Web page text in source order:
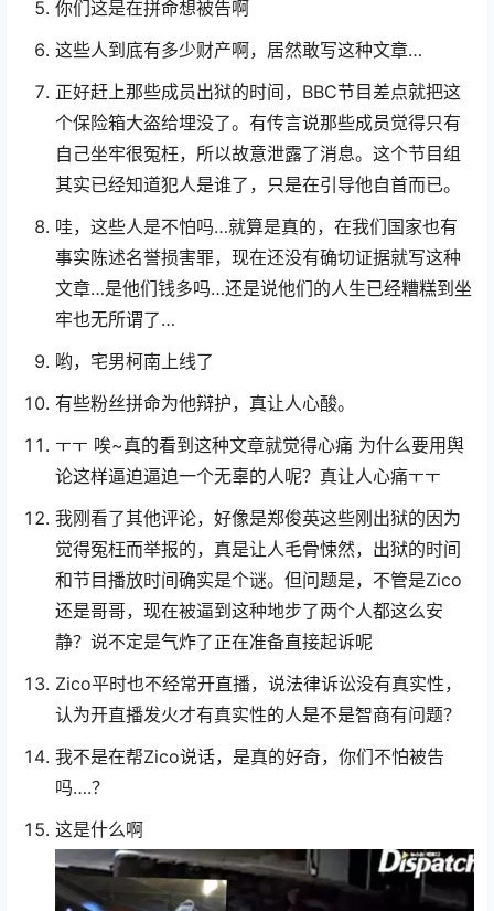
你们这是在拼命想被告啊
这些人到底有多少财产啊，居然敢写这种文章…
正好赶上那些成员出狱的时间，BBC节目差点就把这
个保险箱大盗给埋没了。有传言说那些成员觉得只有
自己坐牢很冤枉，所以故意泄露了消息。这个节目组
其实已经知道犯人是谁了，只是在引导他自首而已。
哇，这些人是不怕吗…就算是真的，在我们国家也有
事实陈述名誉损害罪，现在还没有确切证据就写这种
文章…是他们钱多吗…还是说他们的人生已经糟糕到坐
牢也无所谓了…
哟，宅男柯南上线了
有些粉丝拼命为他辩护，真让人心酸。
ㅜㅜ 唉~真的看到这种文章就觉得心痛 为什么要用舆
论这样逼迫逼迫一个无辜的人呢？真让人心痛ㅜㅜ
我刚看了其他评论，好像是郑俊英这些刚出狱的因为
觉得冤枉而举报的，真是让人毛骨悚然，出狱的时间
和节目播放时间确实是个谜。但问题是，不管是Zico
还是哥哥，现在被逼到这种地步了两个人都这么安
静？说不定是气炸了正在准备直接起诉呢
Zico平时也不经常开直播，说法律诉讼没有真实性，
认为开直播发火才有真实性的人是不是智商有问题？
我不是在帮Zico说话，是真的好奇，你们不怕被告
吗….？
这是什么啊